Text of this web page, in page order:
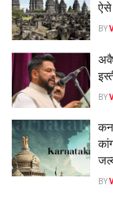
ऐसे
BY
BY
BY